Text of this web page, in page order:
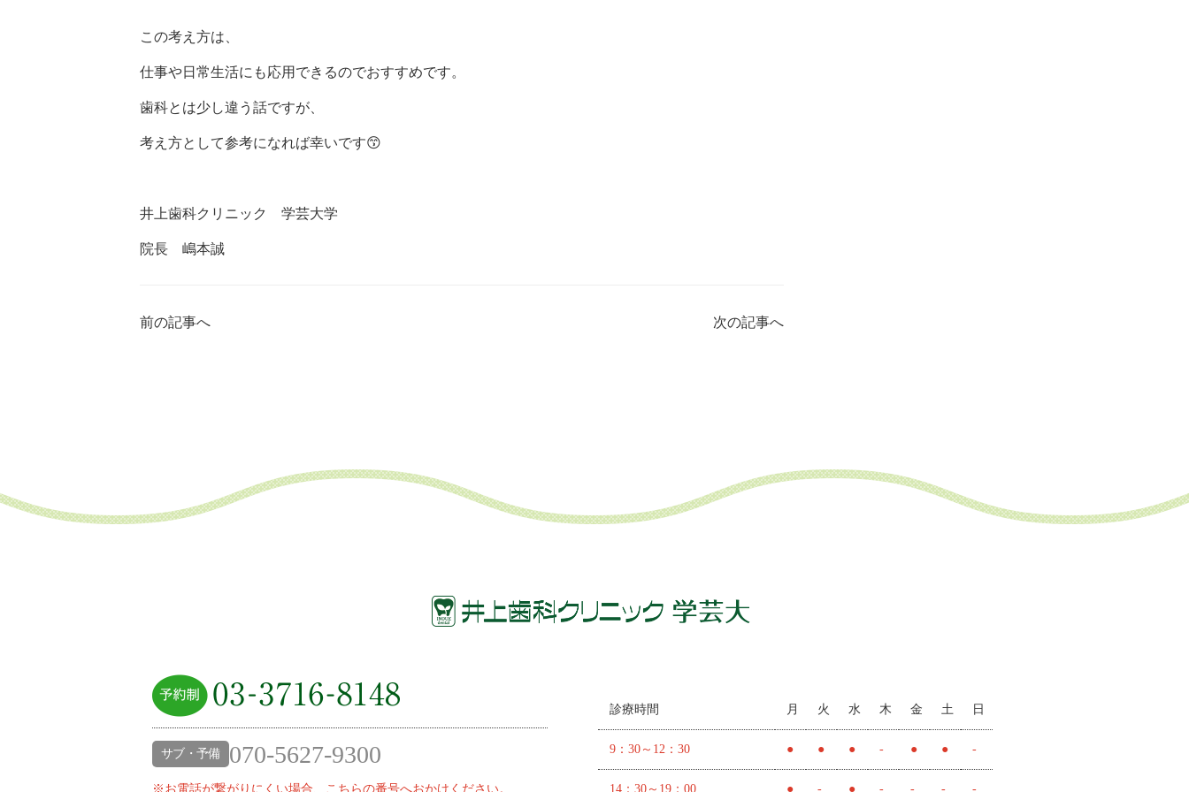
この考え方は、
仕事や日常生活にも応用できるのでおすすめです。
歯科とは少し違う話ですが、
考え方として参考になれば幸いです😙
井上歯科クリニック 学芸大学
院長 嶋本誠
前の記事へ 次の記事へ
サブ・予備 070-5627-9300
※お電話が繋がりにくい場合、こちらの番号へおかけください。
診療時間 月 火 水 木 金 土 日
9：30～12：30 ● ● ● - ● ● -
14：30～19：00 ● - ● - - - -